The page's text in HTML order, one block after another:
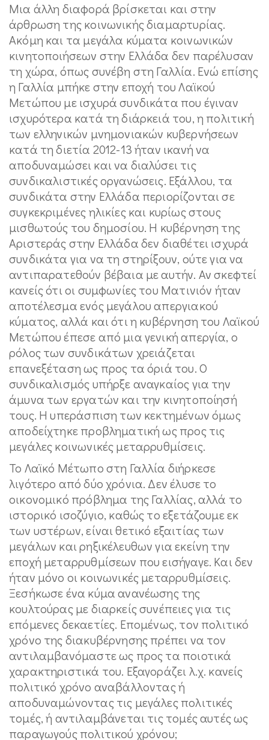
Μια άλλη διαφορά βρίσκεται και στην
άρθρωση της κοινωνικής διαμαρτυρίας.
Ακόμη και τα μεγάλα κύματα κοινωνικών
κινητοποιήσεων στην Ελλάδα δεν παρέλυσαν
τη χώρα, όπως συνέβη στη Γαλλία. Ενώ επίσης
η Γαλλία μπήκε στην εποχή του Λαϊκού
Μετώπου με ισχυρά συνδικάτα που έγιναν
ισχυρότερα κατά τη διάρκειά του, η πολιτική
των ελληνικών μνημονιακών κυβερνήσεων
κατά τη διετία 2012-13 ήταν ικανή να
αποδυναμώσει και να διαλύσει τις
συνδικαλιστικές οργανώσεις. Εξάλλου, τα
συνδικάτα στην Ελλάδα περιορίζονται σε
συγκεκριμένες ηλικίες και κυρίως στους
μισθωτούς του δημοσίου. Η κυβέρνηση της
Αριστεράς στην Ελλάδα δεν διαθέτει ισχυρά
συνδικάτα για να τη στηρίξουν, ούτε για να
αντιπαρατεθούν βέβαια με αυτήν. Αν σκεφτεί
κανείς ότι οι συμφωνίες του Ματινιόν ήταν
αποτέλεσμα ενός μεγάλου απεργιακού
κύματος, αλλά και ότι η κυβέρνηση του Λαϊκού
Μετώπου έπεσε από μια γενική απεργία, ο
ρόλος των συνδικάτων χρειάζεται
επανεξέταση ως προς τα όριά του. Ο
συνδικαλισμός υπήρξε αναγκαίος για την
άμυνα των εργατών και την κινητοποίησή
τους. Η υπεράσπιση των κεκτημένων όμως
αποδείχτηκε προβληματική ως προς τις
μεγάλες κοινωνικές μεταρρυθμίσεις.
Το Λαϊκό Μέτωπο στη Γαλλία διήρκεσε
λιγότερο από δύο χρόνια. Δεν έλυσε το
οικονομικό πρόβλημα της Γαλλίας, αλλά το
ιστορικό ισοζύγιο, καθώς το εξετάζουμε εκ
των υστέρων, είναι θετικό εξαιτίας των
μεγάλων και ρηξικέλευθων για εκείνη την
εποχή μεταρρυθμίσεων που εισήγαγε. Και δεν
ήταν μόνο οι κοινωνικές μεταρρυθμίσεις.
Ξεσήκωσε ένα κύμα ανανέωσης της
κουλτούρας με διαρκείς συνέπειες για τις
επόμενες δεκαετίες. Επομένως, τον πολιτικό
χρόνο της διακυβέρνησης πρέπει να τον
αντιλαμβανόμαστε ως προς τα ποιοτικά
χαρακτηριστικά του. Εξαγοράζει λ.χ. κανείς
πολιτικό χρόνο αναβάλλοντας ή
αποδυναμώνοντας τις μεγάλες πολιτικές
τομές, ή αντιλαμβάνεται τις τομές αυτές ως
παραγωγούς πολιτικού χρόνου;